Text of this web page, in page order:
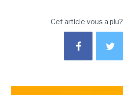
Cet article vous a plu?